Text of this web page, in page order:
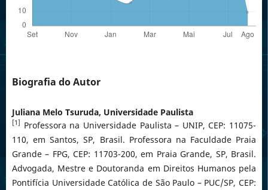
Biografia do Autor
Juliana Melo Tsuruda, Universidade Paulista
[1]
Professora na Universidade Paulista – UNIP, CEP: 11075-
110, em Santos, SP, Brasil. Professora na Faculdade Praia
Grande – FPG, CEP: 11703-200, em Praia Grande, SP, Brasil.
Advogada, Mestre e Doutoranda em Direitos Humanos pela
Pontifícia Universidade Católica de São Paulo – PUC/SP, CEP: